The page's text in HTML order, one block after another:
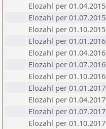
Elozahl per 01.04.2015
Elozahl per 01.07.2015
Elozahl per 01.10.2015
Elozahl per 01.01.2016
Elozahl per 01.04.2016
Elozahl per 01.07.2016
Elozahl per 01.10.2016
Elozahl per 01.01.2017
Elozahl per 01.04.2017
Elozahl per 01.07.2017
Elozahl per 01.10.2017